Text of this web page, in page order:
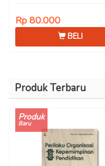
Rp 80.000
BELI
Produk Terbaru
Produk
Baru